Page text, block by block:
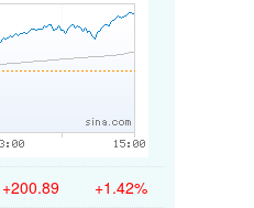
+200.89 +1.42%